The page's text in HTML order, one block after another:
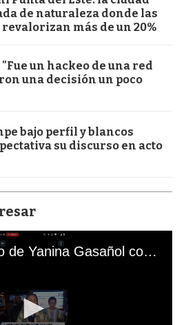
de naturaleza donde las
más de un 20%
un hackeo de una red
una decisión un poco
bajo perfil y blancos
su discurso en acto
El mal momento de Yanina Gasañol con un hincha argentino en "Subrayado"